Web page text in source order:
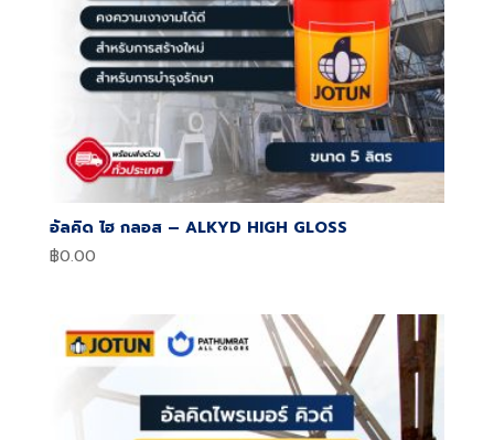
อัลคิด ไฮ กลอส – ALKYD HIGH GLOSS
฿0.00